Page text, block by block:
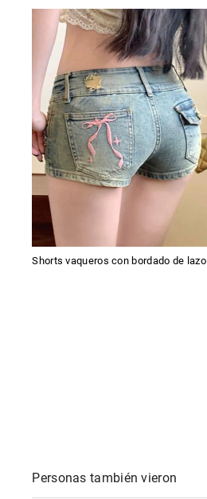
Shorts vaqueros con bordado de lazo
Personas también vieron